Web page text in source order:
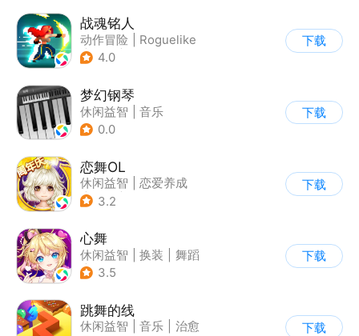
战魂铭人
动作冒险
Roguelike
| 冒险
4.0
下载
梦幻钢琴
休闲益智
音乐
0.0
下载
恋舞OL
休闲益智
恋爱养成
| 仙侠
3.2
下载
心舞
休闲益智 换装
舞蹈
| 结婚
3.5
下载
跳舞的线
休闲益智 音乐
治愈
下载